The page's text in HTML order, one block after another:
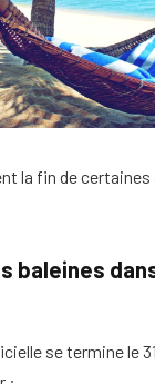
la fin de
baleines
se termine le